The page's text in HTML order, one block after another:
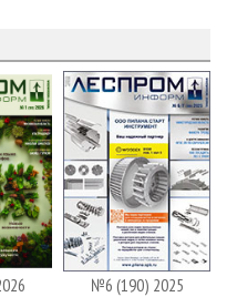
№6 (190) 2025